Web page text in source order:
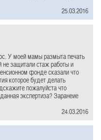
25.03.2016
У моей мамы размыта печать
не защитали стаж работы и
фонде сказали что
которое будет делать
пожалуйста что
экспертиза? Заранеие
24.03.2016